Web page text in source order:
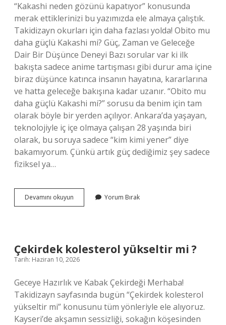
“Kakashi neden gözünü kapatıyor” konusunda
merak ettiklerinizi bu yazımızda ele almaya çalıştık.
Takidizayn okurları için daha fazlası yolda! Obito mu
daha güçlü Kakashi mi? Güç, Zaman ve Geleceğe
Dair Bir Düşünce Deneyi Bazı sorular var ki ilk
bakışta sadece anime tartışması gibi durur ama içine
biraz düşünce katınca insanın hayatına, kararlarına
ve hatta geleceğe bakışına kadar uzanır. “Obito mu
daha güçlü Kakashi mi?” sorusu da benim için tam
olarak böyle bir yerden açılıyor. Ankara’da yaşayan,
teknolojiyle iç içe olmaya çalışan 28 yaşında biri
olarak, bu soruya sadece “kim kimi yener” diye
bakamıyorum. Çünkü artık güç dediğimiz şey sadece
fiziksel ya…
Devamını okuyun
neden
Yorum Bırak
Çekirdek kolesterol yükseltir mi ?
Tarih: Haziran 10, 2026
Geceye Hazırlık ve Kabak Çekirdeği Merhaba!
Takidizayn sayfasında bugün “Çekirdek kolesterol
yükseltir mi” konusunu tüm yönleriyle ele alıyoruz.
Kayseri’de akşamın sessizliği, sokağın köşesinden